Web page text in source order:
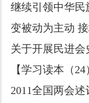
继续引领中华民
变被动为主动
关于开展民进
【学习读本（
2011全国两会